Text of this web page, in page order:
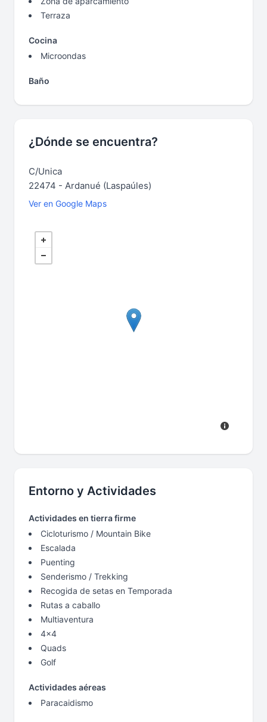
Terraza
Cocina
Microondas
Baño
¿Dónde se encuentra?
C/Unica
22474 - Ardanué (Laspaúles)
Ver en Google Maps
Entorno y Actividades
Actividades en tierra firme
Cicloturismo / Mountain Bike
Escalada
Puenting
Senderismo / Trekking
Recogida de setas en Temporada
Rutas a caballo
Multiaventura
4x4
Quads
Golf
Actividades aéreas
Paracaidismo